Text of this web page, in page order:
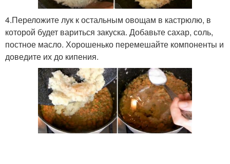
4.Переложите лук к остальным овощам в кастрюлю, в
которой будет вариться закуска. Добавьте сахар, соль,
постное масло. Хорошенько перемешайте компоненты и
доведите их до кипения.